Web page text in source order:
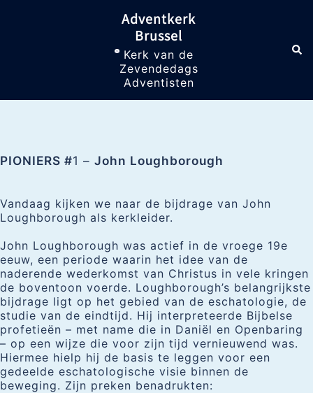
Adventkerk
Brussel
Kerk van de
Zevendedags
Adventisten
PIONIERS #1 – John Loughborough
Vandaag kijken we naar de bijdrage van John
Loughborough als kerkleider.
John Loughborough was actief in de vroege 19e
eeuw, een periode waarin het idee van de
naderende wederkomst van Christus in vele kringen
de boventoon voerde. Loughborough’s belangrijkste
bijdrage ligt op het gebied van de eschatologie, de
studie van de eindtijd. Hij interpreteerde Bijbelse
profetieën – met name die in Daniël en Openbaring
– op een wijze die voor zijn tijd vernieuwend was.
Hiermee hielp hij de basis te leggen voor een
gedeelde eschatologische visie binnen de
beweging. Zijn preken benadrukten: